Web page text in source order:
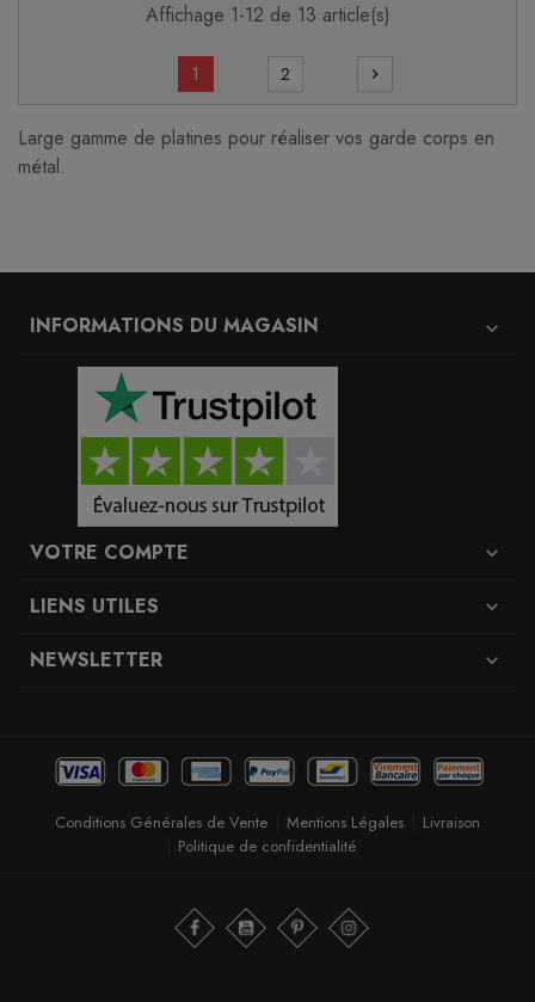
Affichage 1-12 de 13 article(s)
1 2 chevron_right
Large gamme de platines pour réaliser vos garde corps en
métal.
INFORMATIONS DU MAGASIN expand_more
VOTRE COMPTE expand_more
LIENS UTILES expand_more
NEWSLETTER expand_more
Conditions Générales de Vente Mentions Légales
Livraison
Politique de confidentialité